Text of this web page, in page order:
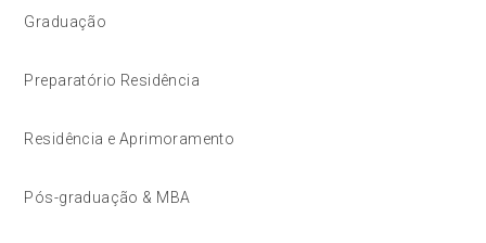
Graduação
Preparatório Residência
Residência e Aprimoramento
Pós-graduação & MBA